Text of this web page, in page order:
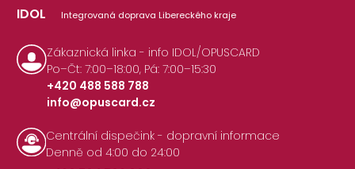
IDOL Integrovaná doprava Libereckého kraje
Zákaznická linka - info IDOL/OPUSCARD
Po–Čt: 7:00–18:00, Pá: 7:00–15:30
+420 488 588 788
|
info@opuscard.cz
Centrální dispečink - dopravní informace
Denně od 4:00 do 24:00